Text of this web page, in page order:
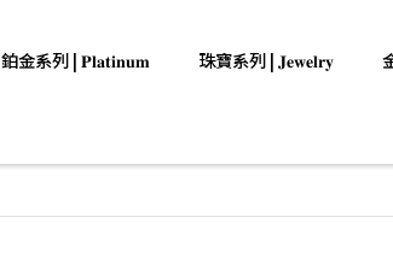
鉑金系列 | 𝐏𝐥𝐚𝐭𝐢𝐧𝐮𝐦 珠寶系列 | 𝐉𝐞𝐰𝐞𝐥𝐫𝐲